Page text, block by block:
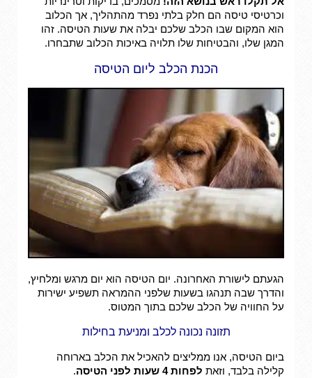
וכרטיסי טיסה הם חלק בלתי נפרד מהתהליך, אך הכלוב
הוא המקום שבו הכלב שלכם יבלה את שעות הטיסה. זהו
המגן שלו, והבטיחות שלו תלויה באיכות הכלוב שתבחרו.
הכנת הכלב ליום הטיסה
הגעתם לישורת האחרונה. יום הטיסה הוא יום מרגש ומלחיץ,
והדרך שבה תנהגו בשעות שלפני ההמראה תשפיע ישירות
על החוויה של הכלב שלכם בתוך המטוס.
תזונה נכונה לכלב ומניעת בחילות
ביום הטיסה, אנו ממליצים להאכיל את הכלב בארוחה
קלילה בלבד, וזאת לפחות 4 שעות לפני הטיסה .